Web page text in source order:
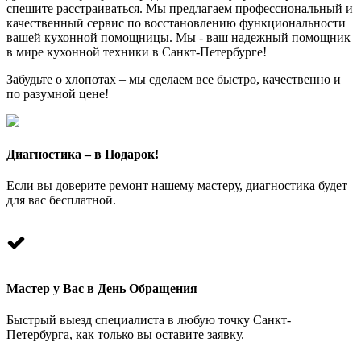
спешите расстраиваться. Мы предлагаем профессиональный и
качественный сервис по восстановлению функциональности
вашей кухонной помощницы. Мы - ваш надежный помощник
в мире кухонной техники в Санкт-Петербурге!
Забудьте о хлопотах – мы сделаем все быстро, качественно и
по разумной цене!
Диагностика – в Подарок!
Если вы доверите ремонт нашему мастеру, диагностика будет
для вас бесплатной.
Мастер у Вас в День Обращения
Быстрый выезд специалиста в любую точку Санкт-
Петербурга, как только вы оставите заявку.